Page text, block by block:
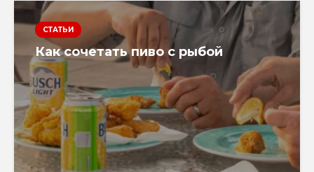
СТАТЬИ
Как сочетать пиво с рыбой